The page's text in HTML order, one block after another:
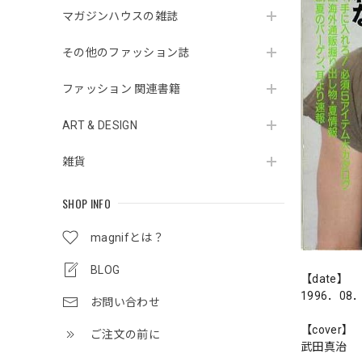
マガジンハウスの雑誌
その他のファッション誌
ファッション 関連書籍
ART & DESIGN
雑貨
SHOP INFO
magnifとは？
BLOG
お問い合わせ
ご注文の前に
【date】
1996．08
【cover】
武田真治